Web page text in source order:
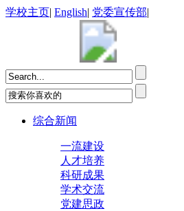
学校主页| English| 党委宣传部|
综合新闻
一流建设
人才培养
科研成果
学术交流
党建思政